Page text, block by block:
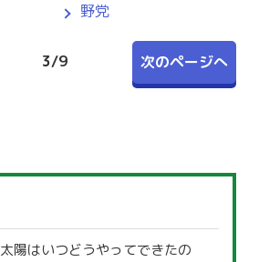
野党
次のページへ
3/9
太陽はいつどうやってできたの